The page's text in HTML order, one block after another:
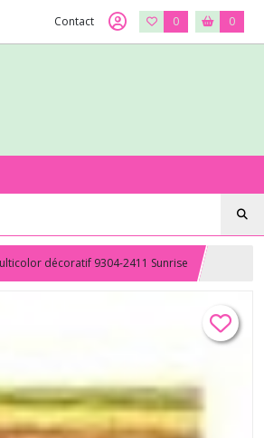
Contact 0 0
décoratif 9304-2411 Sunrise